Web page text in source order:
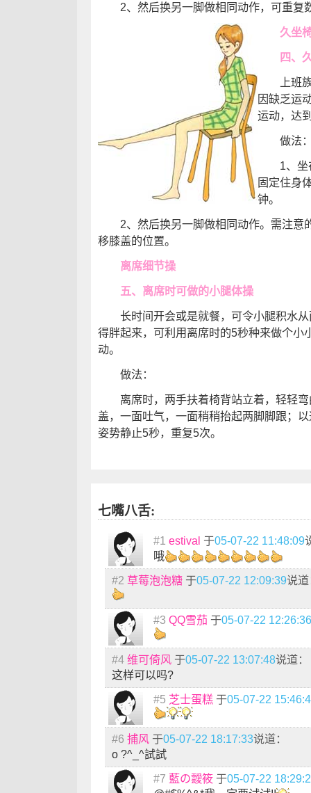
2、然后换另一脚做相同动作，可重复
久坐
四、久
上班族
因缺乏运
运动，达
做法
1、坐在
固定住身
钟。
2、然后换另一脚做相同动作。需注意
移膝盖的位置。
离席细节操
五、离席时可做的小腿体操
长时间开会或是就餐，可令小腿积水从
得胖起来，可利用离席时的5秒种来做个小
动。
做法：
离席时，两手扶着椅背站立着，轻轻弯
盖，一面吐气，一面稍稍抬起两脚脚跟；
姿势静止5秒，重复5次。
七嘴八舌:
#1 estival 于05-07-22 11:48:09
哦
#2 草莓泡泡糖 于05-07-22 12:09:39说道
#3 QQ雪茄 于05-07-22 12:26:36
#4 维可倚风 于05-07-22 13:07:48说道：
这样可以吗?
#5 芝士蛋糕 于05-07-22
#6 捕风 于05-07-22 18:17:33说道：
o ?^_^試試
#7 藍の靉筱 于05-07-22